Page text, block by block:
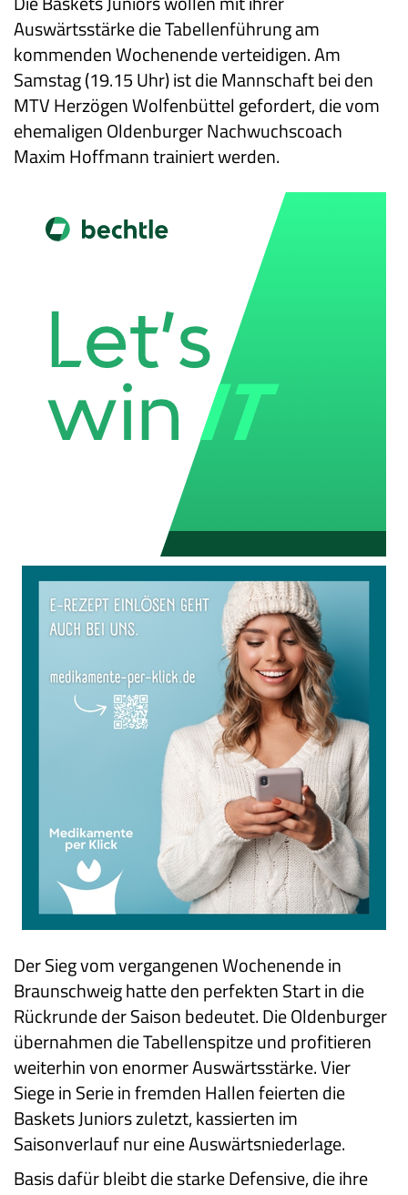
Auswärtsstärke die Tabellenführung am
kommenden Wochenende verteidigen. Am
Samstag (19.15 Uhr) ist die Mannschaft bei den
MTV Herzögen Wolfenbüttel gefordert, die vom
ehemaligen Oldenburger Nachwuchscoach
Maxim Hoffmann trainiert werden.
Der Sieg vom vergangenen Wochenende in
Braunschweig hatte den perfekten Start in die
Rückrunde der Saison bedeutet. Die Oldenburger
übernahmen die Tabellenspitze und profitieren
weiterhin von enormer Auswärtsstärke. Vier
Siege in Serie in fremden Hallen feierten die
Baskets Juniors zuletzt, kassierten im
Saisonverlauf nur eine Auswärtsniederlage.
Basis dafür bleibt die starke Defensive, die ihre